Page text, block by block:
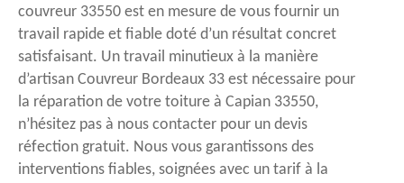
couvreur 33550 est en mesure de vous fournir un
travail rapide et fiable doté d’un résultat concret
satisfaisant. Un travail minutieux à la manière
d’artisan Couvreur Bordeaux 33 est nécessaire pour
la réparation de votre toiture à Capian 33550,
n’hésitez pas à nous contacter pour un devis
réfection gratuit. Nous vous garantissons des
interventions fiables, soignées avec un tarif à la